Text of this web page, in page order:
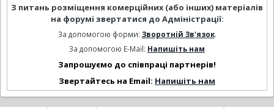
З питань розміщення комерційних (або інших) матеріалів
на форумі звертатися до Адміністрації:
За допомогою форми: Зворотній Зв'язок.
За допомогою E-Mail: Напишіть нам
Запрошуємо до співпраці партнерів!
Звертайтесь на Email: Напишіть нам